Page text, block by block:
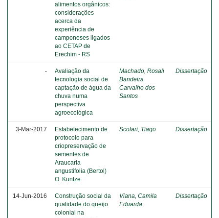
alimentos orgânicos:
considerações
acerca da
experiência de
camponeses ligados
ao CETAP de
Erechim - RS
-
Avaliação da
tecnologia social de
captação de água da
chuva numa
perspectiva
agroecológica
Machado, Rosali
Bandeira
Carvalho dos
Santos
Dissertação
3-Mar-2017
Estabelecimento de
protocolo para
criopreservação de
sementes de
Araucaria
angustifolia (Bertol)
O. Kuntze
Scolari, Tiago Dissertação
14-Jun-2016
Construção social da
qualidade do queijo
colonial na
Viana, Camila
Eduarda
Dissertação